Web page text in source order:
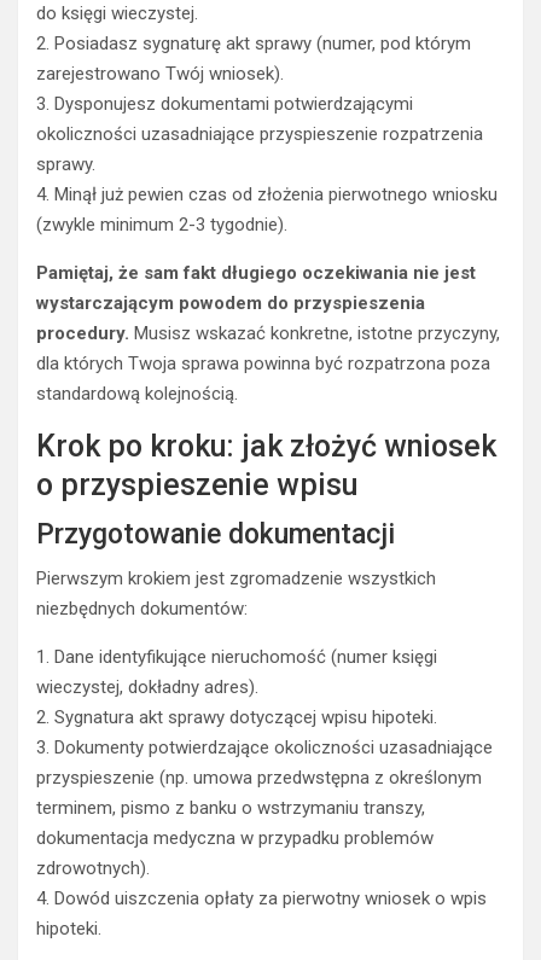
do księgi wieczystej.
2. Posiadasz sygnaturę akt sprawy (numer, pod którym
zarejestrowano Twój wniosek).
3. Dysponujesz dokumentami potwierdzającymi
okoliczności uzasadniające przyspieszenie rozpatrzenia
sprawy.
4. Minął już pewien czas od złożenia pierwotnego wniosku
(zwykle minimum 2-3 tygodnie).
Pamiętaj, że sam fakt długiego oczekiwania nie jest
wystarczającym powodem do przyspieszenia
procedury. Musisz wskazać konkretne, istotne przyczyny,
dla których Twoja sprawa powinna być rozpatrzona poza
standardową kolejnością.
Krok po kroku: jak złożyć wniosek
o przyspieszenie wpisu
Przygotowanie dokumentacji
Pierwszym krokiem jest zgromadzenie wszystkich
niezbędnych dokumentów:
1. Dane identyfikujące nieruchomość (numer księgi
wieczystej, dokładny adres).
2. Sygnatura akt sprawy dotyczącej wpisu hipoteki.
3. Dokumenty potwierdzające okoliczności uzasadniające
przyspieszenie (np. umowa przedwstępna z określonym
terminem, pismo z banku o wstrzymaniu transzy,
dokumentacja medyczna w przypadku problemów
zdrowotnych).
4. Dowód uiszczenia opłaty za pierwotny wniosek o wpis
hipoteki.